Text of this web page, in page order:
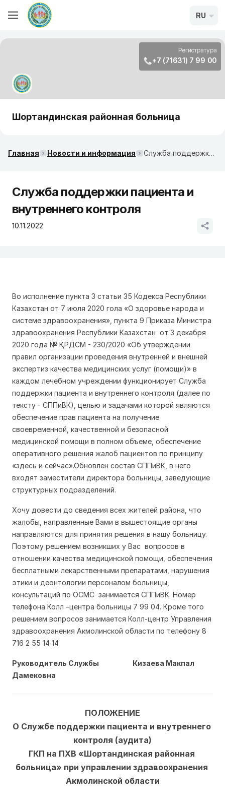
RU
Регистратура
+7 (71631) 7 99 00
Шортандинская районная больница
Главная Новости и информация Служба поддержки пациента и внутреннего контроля
Служба поддержки пациента и
внутреннего контроля
10.11.2022
Во исполнение пункта 3 статьи 35 Кодекса Республики
Казахстан от 7 июля 2020 гола «О здоровье народа и
системе здравоохранения», пункта 9 Приказа Министра
здравоохранения Республики Казахстан от 3 декабря
2020 года № ҚРДСМ - 230/2020 «Об утверждении
правил организации проведения внутренней и внешней
экспертиз качества медицинских услуг (помощи)» в
каждом лечебном учреждении функционирует Служба
поддержки пациента и внутреннего контроля (далее по
тексту - СППиВК), целью и задачами которой являются
обеспечение прав пациента на получение
своевременной, качественной и безопасной
медицинской помощи в полном объеме, обеспечение
оперативного решения жалоб пациентов по принципу
«здесь и сейчас».Обновлен состав СППиВК, в него
входят заместители директора больницы, заведующие
структурных подразделений.
Хочу довести до сведения всех жителей района, что
жалобы, направленные Вами в вышестоящие органы
направляются для принятия решения в нашу больницу.
Поэтому решением возникших у Вас вопросов в
отношении качества медицинской помощи, обеспечения
бесплатными лекарственными препаратами, нарушения
этики и деонтологии персоналом больницы,
консультаций по ОСМС занимается СППиВК. Номер
телефона Колл –центра больницы 7 99 04. Кроме того
решением вопросов занимается Колл-центр Управления
здравоохранения Акмолинской области по телефону 8
716 2 55 14 14
Руководитель Службы
Кизаева Макпал
Дамековна
ПОЛОЖЕНИЕ
О Службе поддержки пациента и внутреннего
контроля (аудита)
ГКП на ПХВ «Шортандинская районная
больница» при управлении здравоохранения
Акмолинской области